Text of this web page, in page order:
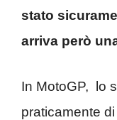
stato
arriva però
In MotoGP, lo
praticamente